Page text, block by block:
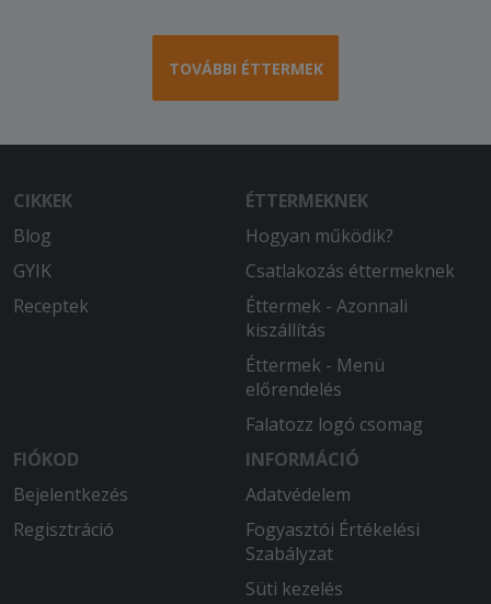
TOVÁBBI ÉTTERMEK
CIKKEK
Blog
GYIK
Receptek
ÉTTERMEKNEK
Hogyan működik?
Csatlakozás éttermeknek
Éttermek - Azonnali
kiszállítás
Éttermek - Menü
előrendelés
Falatozz logó csomag
FIÓKOD
Bejelentkezés
Regisztráció
INFORMÁCIÓ
Adatvédelem
Fogyasztói Értékelési
Szabályzat
Süti kezelés